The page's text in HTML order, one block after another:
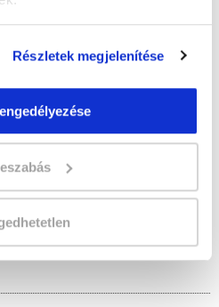
Részletek megjelenítése
Ágnes